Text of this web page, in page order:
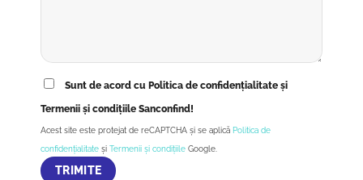
Sunt de acord cu Politica de confidențialitate și
Termenii și condițiile Sanconfind!
Acest site este protejat de reCAPTCHA și se aplică Politica de
confidențialitate și Termenii și condițiile Google.